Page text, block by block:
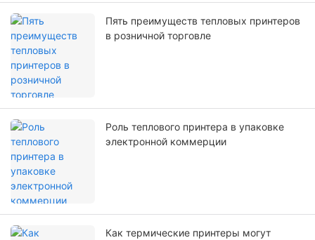
Пять преимуществ тепловых принтеров
в розничной торговле
Роль теплового принтера в упаковке
электронной коммерции
Как термические принтеры могут